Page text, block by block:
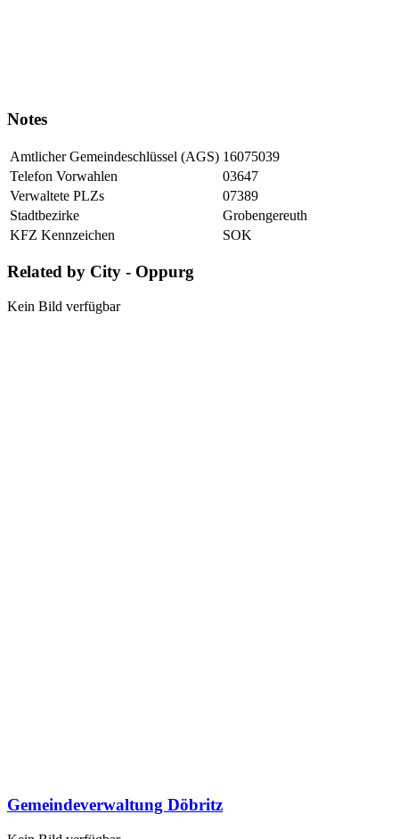
Notes
Amtlicher Gemeindeschlüssel (AGS) 16075039
Telefon Vorwahlen
03647
Verwaltete PLZs
07389
Stadtbezirke
Grobengereuth
KFZ Kennzeichen
SOK
Related by City - Oppurg
Kein Bild verfügbar
Gemeindeverwaltung Döbritz